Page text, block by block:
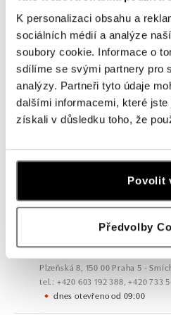
K personalizaci obsahu a
sociálních médií a analýze
soubory cookie. Informace o
sdílíme se svými partnery pro
analýzy. Partneři tyto údaje
dalšími informacemi, které
získali v důsledku toho, že
Povolit
Předvolby
Všechny Česko
Ostrava
Jantarová 3344/4, 702 00
dnes otevřeno od 09:00
ALO diamonds OC
Plzeňská 8, 150 00 Praha 5 -
tel.: +420 603 192 388, +420 733
dnes otevřeno od 09:00